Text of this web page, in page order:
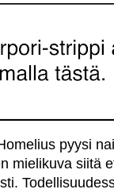
pyysi
mielikuva siitä